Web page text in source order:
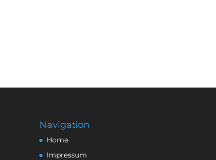
Navigation
Home
Impressum